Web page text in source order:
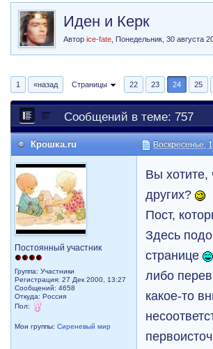
Иден и Керк
Авторice-fate ,Понедельник, 30 августа
1 «назад Страницы 22 23 24 25
Сообщений в теме: 757
Крошка.ru Воскресенье,
Постоянный участник
Группа: Участники
Регистрация: 27 Дек 2000, 13:27
Сообщений: 4658
Откуда: Россия
Пол:
Мои группы:Сиреневый мир
Вы хотите,
других?
Пост,
Здесь
странице
либо
какое-то